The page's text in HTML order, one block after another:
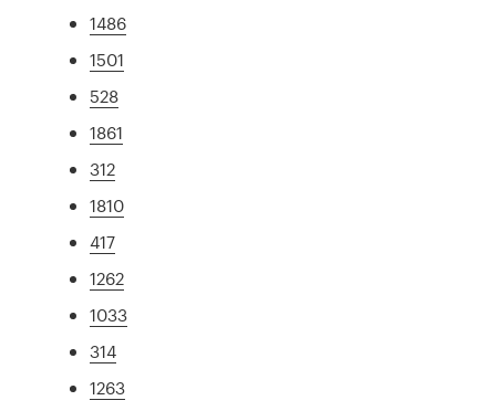
1486
1501
528
1861
312
1810
417
1262
1033
314
1263